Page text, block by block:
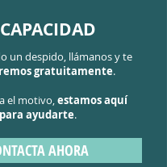
un despido, llámanos y te
gratuitamente.
el motivo,estamos aquí
para ayudarte.
AHORA